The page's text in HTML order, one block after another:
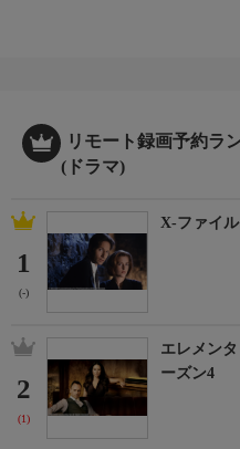
リモート録画予約ラ
(ドラマ)
1
(-)
X-ファイ
2
(1)
エレメン
ーズン4